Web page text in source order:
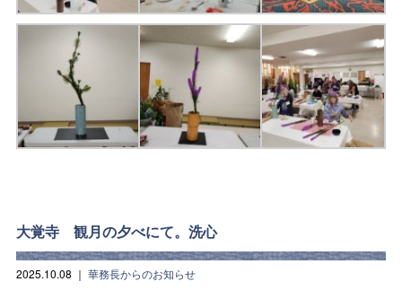
大覚寺 観月の夕べにて。洗心
2025.10.08 ｜ 華務長からのお知らせ